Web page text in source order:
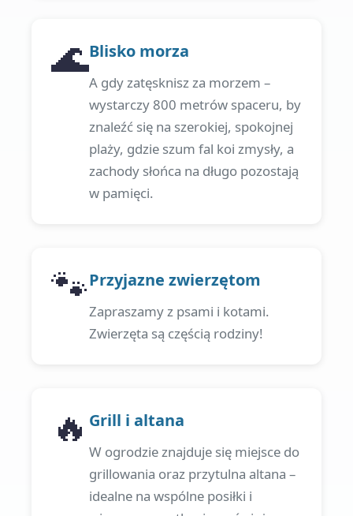
🌊Blisko morza
A gdy zatęsknisz za morzem –
wystarczy 800 metrów spaceru, by
znaleźć się na szerokiej, spokojnej
plaży, gdzie szum fal koi zmysły, a
zachody słońca na długo pozostają
w pamięci.
🐾Przyjazne zwierzętom
Zapraszamy z psami i kotami.
Zwierzęta są częścią rodziny!
🔥 Grill i altana
W ogrodzie znajduje się miejsce do
grillowania oraz przytulna altana –
idealne na wspólne posiłki i